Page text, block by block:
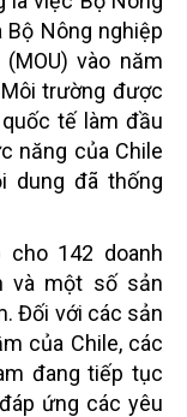
Nông nghiệp
vào năm
trường được
tế làm đầu
năng của Chile
dung đã thống
142 doanh
và một số sản
Đối với các sản
của Chile, các
đang tiếp tục
ứng các yêu